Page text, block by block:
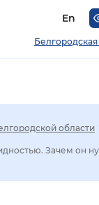
En
Белгородская
области
Зачем он